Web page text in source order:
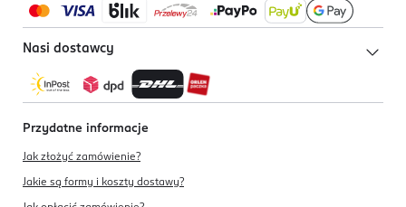
Nasi dostawcy
Przydatne informacje
Jak złożyć zamówienie?
Jakie są formy i koszty dostawy?